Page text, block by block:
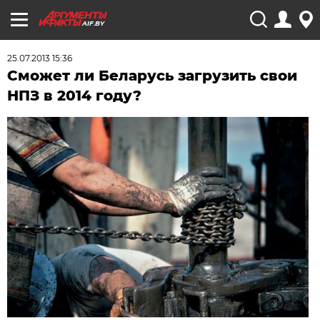
AIF.BY
25.07.2013 15:36
Сможет ли Беларусь загрузить свои
НПЗ в 2014 году?